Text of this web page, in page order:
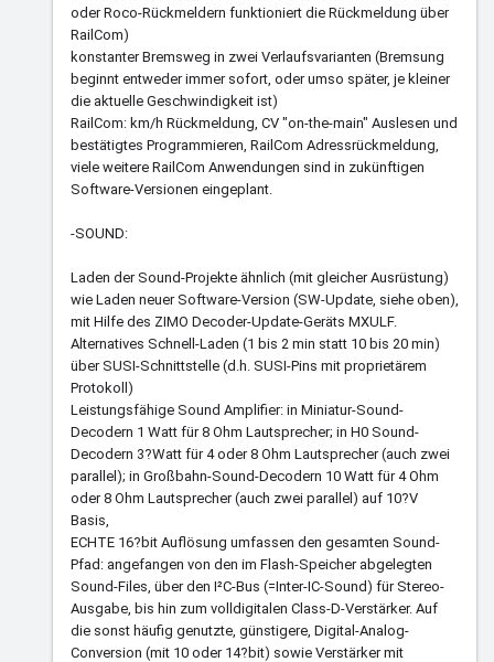
oder Roco-Rückmeldern funktioniert die Rückmeldung über
RailCom)
konstanter Bremsweg in zwei Verlaufsvarianten (Bremsung
beginnt entweder immer sofort, oder umso später, je kleiner
die aktuelle Geschwindigkeit ist)
RailCom: km/h Rückmeldung, CV "on-the-main" Auslesen und
bestätigtes Programmieren, RailCom Adressrückmeldung,
viele weitere RailCom Anwendungen sind in zukünftigen
Software-Versionen eingeplant.
-SOUND:
Laden der Sound-Projekte ähnlich (mit gleicher Ausrüstung)
wie Laden neuer Software-Version (SW-Update, siehe oben),
mit Hilfe des ZIMO Decoder-Update-Geräts MXULF.
Alternatives Schnell-Laden (1 bis 2 min statt 10 bis 20 min)
über SUSI-Schnittstelle (d.h. SUSI-Pins mit proprietärem
Protokoll)
Leistungsfähige Sound Amplifier: in Miniatur-Sound-
Decodern 1 Watt für 8 Ohm Lautsprecher; in H0 Sound-
Decodern 3?Watt für 4 oder 8 Ohm Lautsprecher (auch zwei
parallel); in Großbahn-Sound-Decodern 10 Watt für 4 Ohm
oder 8 Ohm Lautsprecher (auch zwei parallel) auf 10?V
Basis,
ECHTE 16?bit Auflösung umfassen den gesamten Sound-
Pfad: angefangen von den im Flash-Speicher abgelegten
Sound-Files, über den I²C-Bus (=Inter-IC-Sound) für Stereo-
Ausgabe, bis hin zum volldigitalen Class-D-Verstärker. Auf
die sonst häufig genutzte, günstigere, Digital-Analog-
Conversion (mit 10 oder 14?bit) sowie Verstärker mit